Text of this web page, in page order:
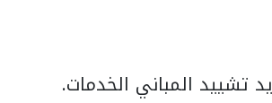
تشييد المباني الخدمات.